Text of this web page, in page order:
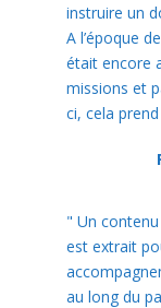
instruire un
A l’époque
était encore
missions et
ci, cela
" Un
est extrait
au long du